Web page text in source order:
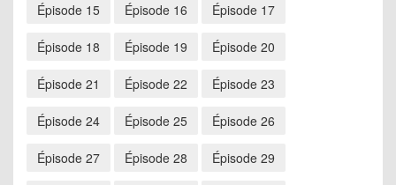
Épisode 15 Épisode 16 Épisode 17
Épisode 18 Épisode 19 Épisode 20
Épisode 21 Épisode 22 Épisode 23
Épisode 24 Épisode 25 Épisode 26
Épisode 27 Épisode 28 Épisode 29